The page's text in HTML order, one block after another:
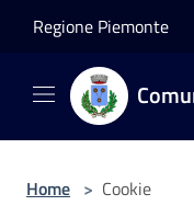
Regione Piemonte
Home > Cookie